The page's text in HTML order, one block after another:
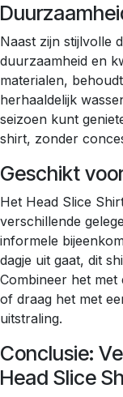
Naast zijn stijlvolle
duurzaamheid en
materialen,
herhaaldelijk
seizoen kunt
shirt, zonder
Geschikt
Het Head Slice
verschillende
informele
dagje uit gaat, dit
Combineer het
of draag het met
uitstraling.
Conclusie:
Head Slice